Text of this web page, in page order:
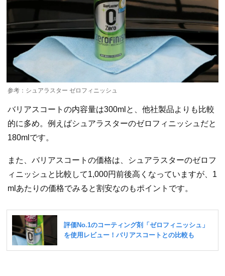
参考：シュアラスター ゼロフィニッシュ
バリアスコートの内容量は300mlと、他社製品よりも比較
的に多め。例えばシュアラスターのゼロフィニッシュだと
180mlです。
また、バリアスコートの価格は、シュアラスターのゼロフ
ィニッシュと比較して1,000円前後高くなっていますが、1
mlあたりの価格でみると割安なのもポイントです。